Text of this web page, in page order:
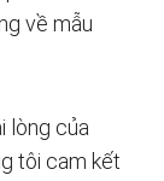
về mẫu
lòng của
tôi cam kết